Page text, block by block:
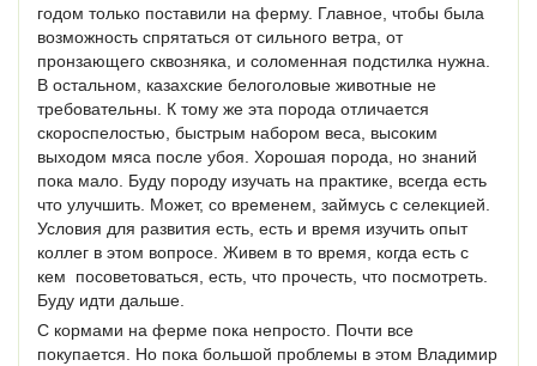
годом только поставили на ферму. Главное, чтобы была
возможность спрятаться от сильного ветра, от
пронзающего сквозняка, и соломенная подстилка нужна.
В остальном, казахские белоголовые животные не
требовательны. К тому же эта порода отличается
скороспелостью, быстрым набором веса, высоким
выходом мяса после убоя. Хорошая порода, но знаний
пока мало. Буду породу изучать на практике, всегда есть
что улучшить. Может, со временем, займусь с селекцией.
Условия для развития есть, есть и время изучить опыт
коллег в этом вопросе. Живем в то время, когда есть с
кем посоветоваться, есть, что прочесть, что посмотреть.
Буду идти дальше.
С кормами на ферме пока непросто. Почти все
покупается. Но пока большой проблемы в этом Владимир